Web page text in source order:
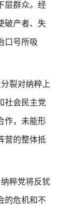
层群众。经
破产者、失
口号所吸
裂对纳粹上
社会民主党
作，未能形
营的整体抵
粹党将反犹
的危机和不